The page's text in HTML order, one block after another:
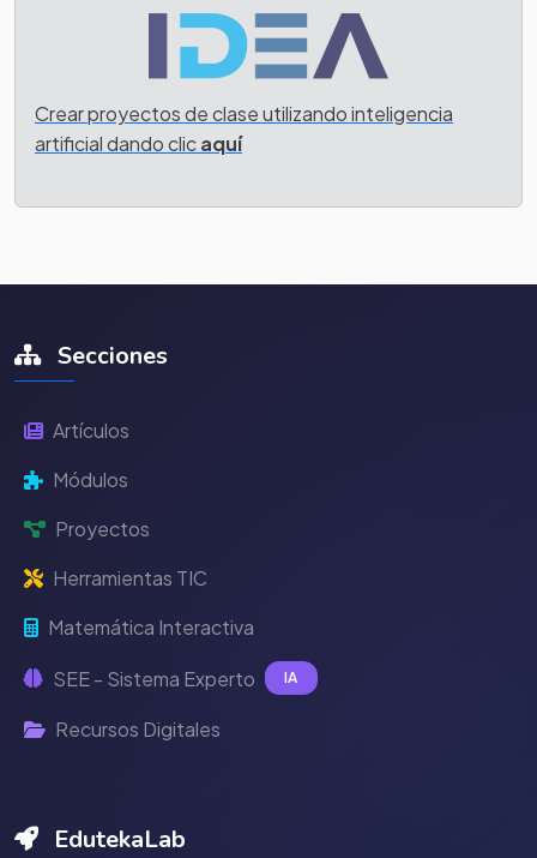
Crear proyectos de clase utilizando inteligencia
artificial dando clicaquí
Secciones
Artículos
Módulos
Proyectos
Herramientas TIC
Matemática Interactiva
SEE - Sistema Experto IA
Recursos Digitales
EdutekaLab